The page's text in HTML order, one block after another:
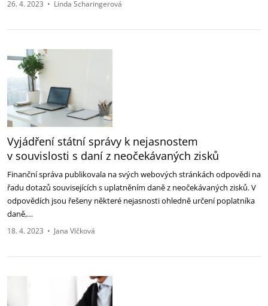
26. 4. 2023 • Linda Scharingerová
Vyjádření státní správy k nejasnostem
v souvislosti s daní z neočekávaných zisků
Finanční správa publikovala na svých webových stránkách odpovědi na
řadu dotazů souvisejících s uplatněním daně z neočekávaných zisků. V
odpovědích jsou řešeny některé nejasnosti ohledně určení poplatníka
daně,…
18. 4. 2023 • Jana Vlčková